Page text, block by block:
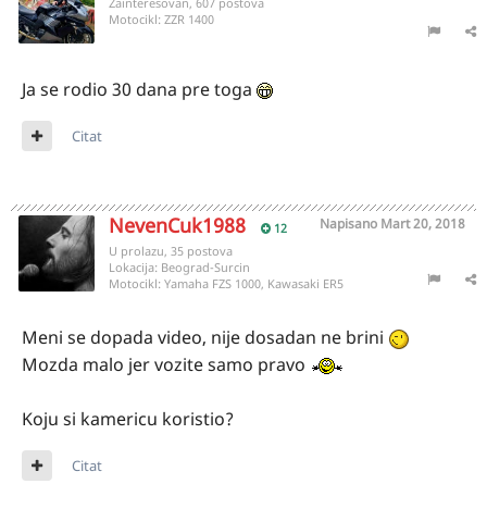
Motocikl: ZZR 1400
Ja se rodio 30 dana pre toga
Citat
NevenCuk1988 12 Napisano Mart 20, 2018
U prolazu, 35 postova
Lokacija: Beograd-Surcin
Motocikl: Yamaha FZS 1000, Kawasaki ER5
Meni se dopada video, nije dosadan ne brini
Mozda malo jer vozite samo pravo
Koju si kamericu koristio?
Citat